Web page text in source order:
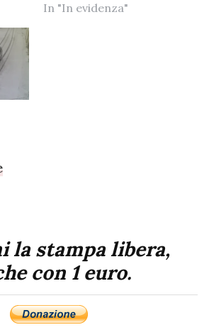
In "In evidenza"
la stampa libera,
con 1 euro.